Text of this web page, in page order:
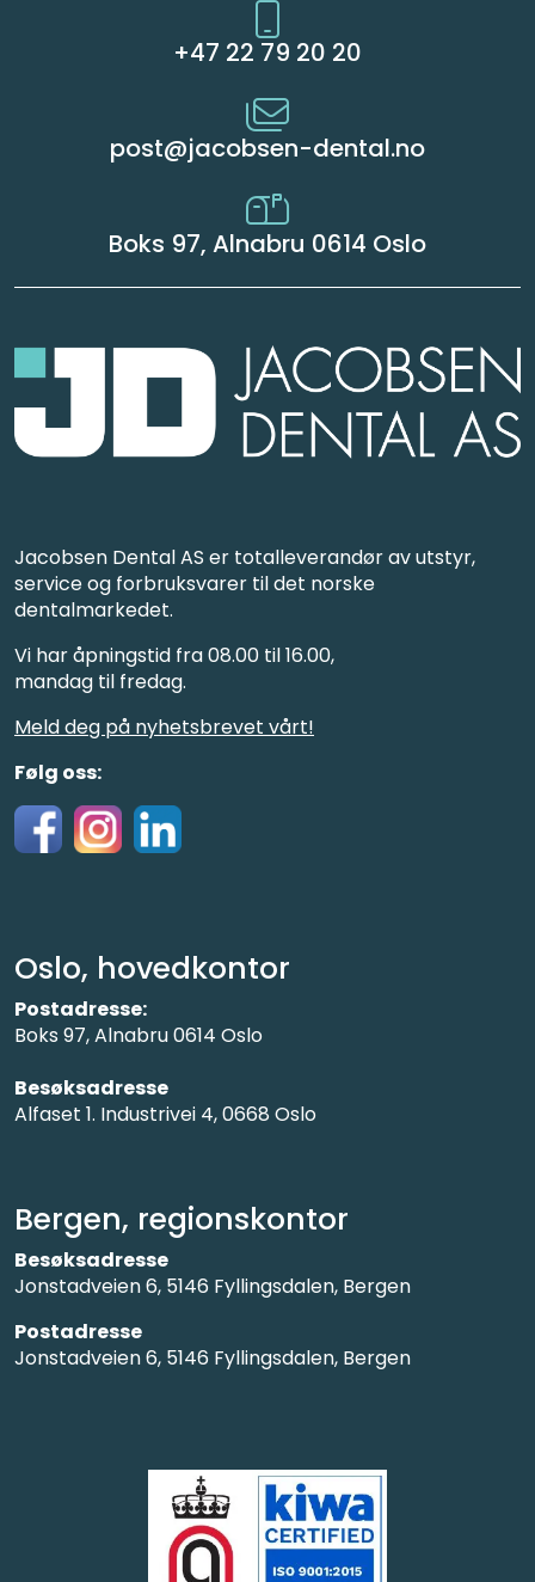
+47 22 79 20 20
post@jacobsen-dental.no
Boks 97, Alnabru 0614 Oslo
Jacobsen Dental AS er totalleverandør av utstyr,
service og forbruksvarer til det norske
dentalmarkedet.
Vi har åpningstid fra 08.00 til 16.00,
mandag til fredag.
Meld deg på nyhetsbrevet vårt!
Følg oss:
Bergen, regionskontor
Besøksadresse
Jonstadveien 6, 5146 Fyllingsdalen, Bergen
Postadresse
Jonstadveien 6, 5146 Fyllingsdalen, Bergen
Oslo, hovedkontor
Postadresse:
Boks 97, Alnabru 0614 Oslo
Besøksadresse
Alfaset 1. Industrivei 4, 0668 Oslo